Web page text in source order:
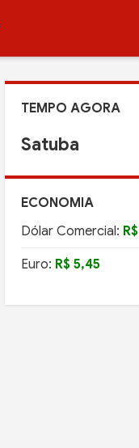
TEMPO AGORA
Satuba
ECONOMIA
Dólar Comercial:
Euro: R$ 5,45